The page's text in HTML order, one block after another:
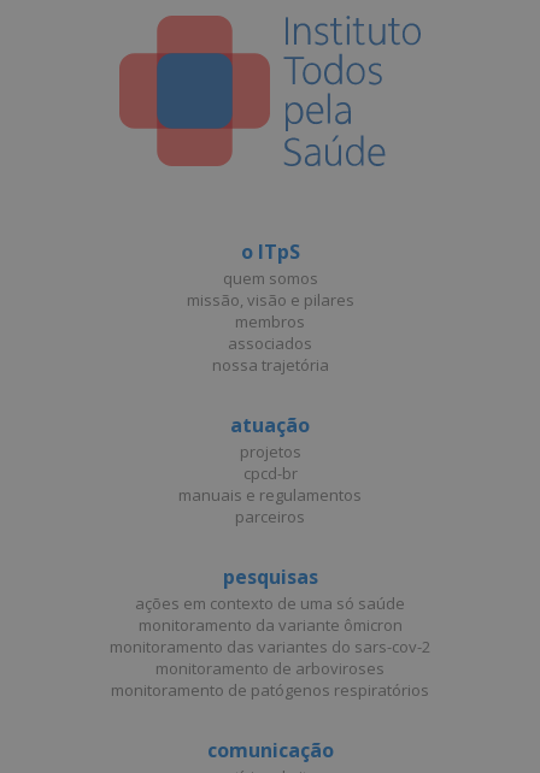
o ITpS
quem somos
missão, visão e pilares
membros
associados
nossa trajetória
atuação
projetos
cpcd-br
manuais e regulamentos
parceiros
pesquisas
ações em contexto de uma só saúde
monitoramento da variante ômicron
monitoramento das variantes do sars-cov-2
monitoramento de arboviroses
monitoramento de patógenos respiratórios
comunicação